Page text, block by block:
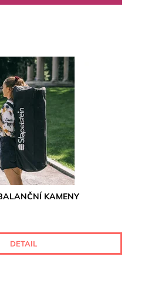
KAMENY
DETAIL